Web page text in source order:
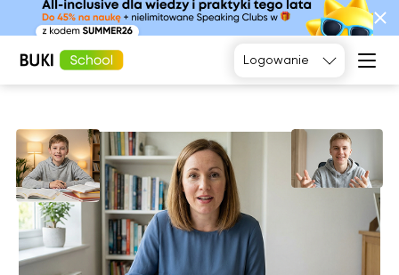
Matematyka
Fizyka
Język polski
Chemia
Biologia
francuski
niemiecki
Język
hiszpański
Logowanie
Tak, poproszę